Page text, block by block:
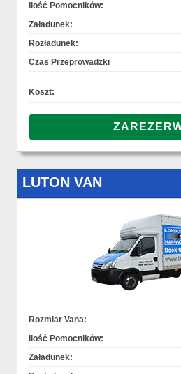
Ilość Pomocników:
Załadunek:
Rozładunek:
Czas Przeprowadzki
Koszt:
LUTON VAN
Rozmiar Vana:
Ilość Pomocników:
Załadunek: